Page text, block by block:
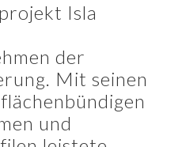
Isla
der
Mit seinen
und